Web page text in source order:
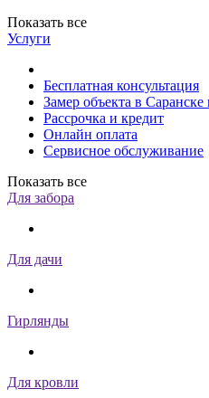
Показать все
Услуги
Бесплатная консультация
Замер объекта в
Рассрочка и кредит
Онлайн оплата
Сервисное обслуживание
Показать все
Для забора
Для дачи
Гирлянды
Для кровли